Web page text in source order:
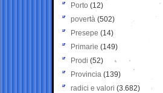
Porto (12)
povertà (502)
Presepe (14)
Primarie (149)
Prodi (52)
Provincia (139)
radici e valori (3.682)